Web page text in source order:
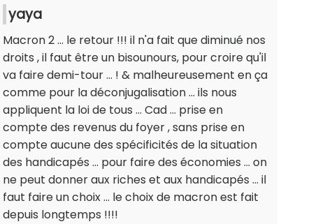
yaya
Macron 2 ... le retour !!! il n'a fait que diminué nos
droits , il faut être un bisounours, pour croire qu'il
va faire demi-tour ... ! & malheureusement en ça
comme pour la déconjugalisation ... ils nous
appliquent la loi de tous ... Cad ... prise en
compte des revenus du foyer , sans prise en
compte aucune des spécificités de la situation
des handicapés ... pour faire des économies ... on
ne peut donner aux riches et aux handicapés ... il
faut faire un choix ... le choix de macron est fait
depuis longtemps !!!!